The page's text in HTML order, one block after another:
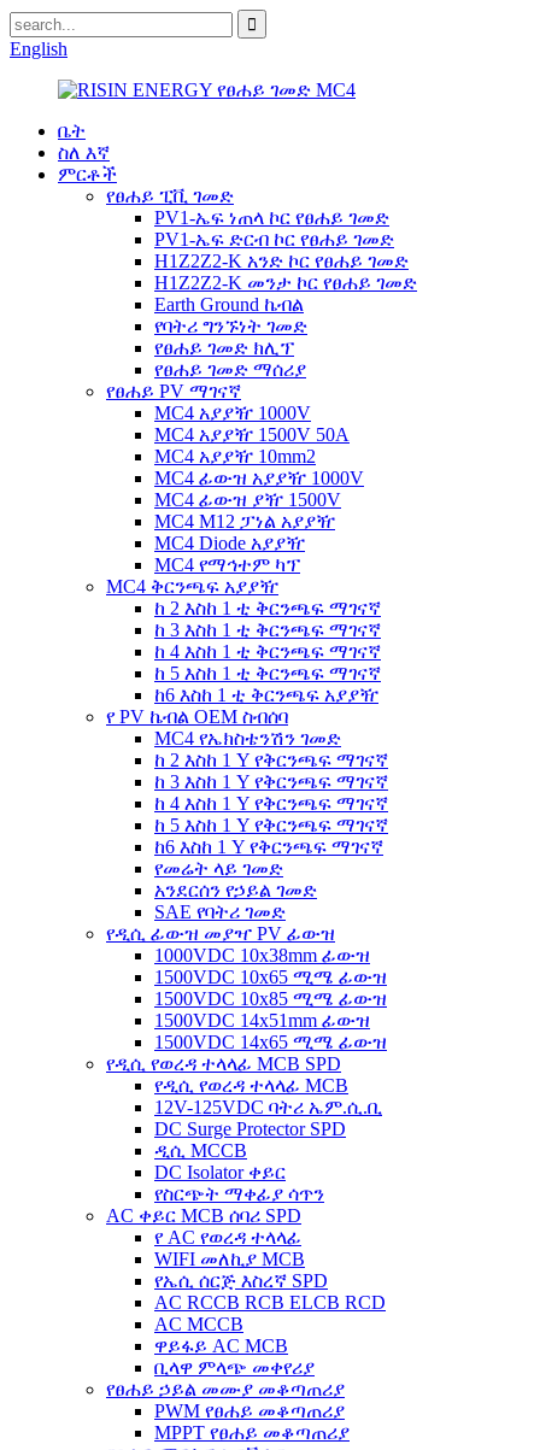
English
ቤት
ስለ እኛ
ምርቶች
የፀሐይ ፒቪ ገመድ
PV1-ኤፍ ነጠላ ኮር የፀሐይ ገመድ
PV1-ኤፍ ድርብ ኮር የፀሐይ ገመድ
H1Z2Z2-K አንድ ኮር የፀሐይ ገመድ
H1Z2Z2-K መንታ ኮር የፀሐይ ገመድ
Earth Ground ኬብል
የባትሪ ግንኙነት ገመድ
የፀሐይ ገመድ ክሊፕ
የፀሐይ ገመድ ማሰሪያ
የፀሐይ PV ማገናኛ
MC4 አያያዥ 1000V
MC4 አያያዥ 1500V 50A
MC4 አያያዥ 10mm2
MC4 ፊውዝ አያያዥ 1000V
MC4 ፊውዝ ያዥ 1500V
MC4 M12 ፓነል አያያዥ
MC4 Diode አያያዥ
MC4 የማኅተም ካፕ
MC4 ቅርንጫፍ አያያዥ
ከ 2 እስከ 1 ቲ ቅርንጫፍ ማገናኛ
ከ 3 እስከ 1 ቲ ቅርንጫፍ ማገናኛ
ከ 4 እስከ 1 ቲ ቅርንጫፍ ማገናኛ
ከ 5 እስከ 1 ቲ ቅርንጫፍ ማገናኛ
ከ6 እስከ 1 ቲ ቅርንጫፍ አያያዥ
የ PV ኬብል OEM ስብሰባ
MC4 የኤክስቴንሽን ገመድ
ከ 2 እስከ 1 Y የቅርንጫፍ ማገናኛ
ከ 3 እስከ 1 Y የቅርንጫፍ ማገናኛ
ከ 4 እስከ 1 Y የቅርንጫፍ ማገናኛ
ከ 5 እስከ 1 Y የቅርንጫፍ ማገናኛ
ከ6 እስከ 1 Y የቅርንጫፍ ማገናኛ
የመሬት ላይ ገመድ
አንደርሰን የኃይል ገመድ
SAE የባትሪ ገመድ
የዲሲ ፊውዝ መያዣ PV ፊውዝ
1000VDC 10x38mm ፊውዝ
1500VDC 10x65 ሚሜ ፊውዝ
1500VDC 10x85 ሚሜ ፊውዝ
1500VDC 14x51mm ፊውዝ
1500VDC 14x65 ሚሜ ፊውዝ
የዲሲ የወረዳ ተላላፊ MCB SPD
የዲሲ የወረዳ ተላላፊ MCB
12V-125VDC ባትሪ ኤም.ሲ.ቢ
DC Surge Protector SPD
ዲሲ MCCB
DC Isolator ቀይር
የስርጭት ማቀፊያ ሳጥን
AC ቀይር MCB ሰባሪ SPD
የ AC የወረዳ ተላላፊ
WIFI መለኪያ MCB
የኤሲ ሰርጅ እስረኛ SPD
AC RCCB RCB ELCB RCD
AC MCCB
ዋይፋይ AC MCB
ቢላዋ ምላጭ መቀየሪያ
የፀሐይ ኃይል መሙያ መቆጣጠሪያ
PWM የፀሐይ መቆጣጠሪያ
MPPT የፀሐይ መቆጣጠሪያ